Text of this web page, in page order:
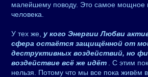
малейшему поводу. Это самое мощное
человека.
У тех же, у кого Энергии Любви
сфера остаётся защищённой от
деструктивных воздействий, но
воздействие всё же идёт
. С этим
нельзя. Потому что мы все пока живём